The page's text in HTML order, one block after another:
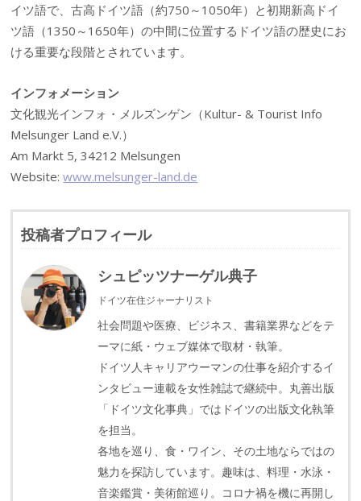
イツ語で、古高ドイツ語（約750～1050年）と初期新高ドイ
ツ語（1350～1650年）の中間に位置するドイツ語の歴史にお
ける重要な段階とされています。
インフォメーション
文化観光インフォ・メルズンゲン（Kultur- & Tourist Info
Melsunger Land e.V.）
Am Markt 5, 34212 Melsungen
Website:www.melsunger-land.de
投稿者プロフィール
シュピッツナーゲル典子
ドイツ在住ジャーナリスト
社会問題や医療、ビジネス、書籍業界などをテ
ーマに紙・ウェブ媒体で取材・執筆。
ドイツ人キャリアウーマンの仕事を紹介するイ
ンタビュー連載を女性雑誌で継続中。丸善出版
「ドイツ文化事典」ではドイツの出版文化執筆
を担当。
各地を巡り、食・ワイン、その土地ならではの
魅力を探訪しています。趣味は、料理・水泳・
音楽鑑賞・美術館巡り。コロナ禍を機に再開し